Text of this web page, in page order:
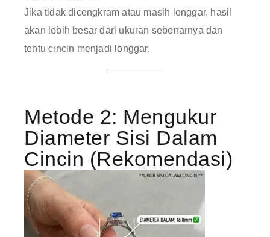
Jika tidak dicengkram atau masih longgar, hasil
akan lebih besar dari ukuran sebenarnya dan
tentu cincin menjadi longgar.
Metode 2: Mengukur
Diameter Sisi Dalam
Cincin (Rekomendasi)